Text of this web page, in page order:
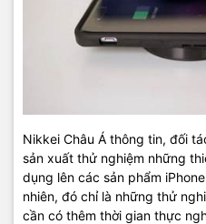
Nikkei Châu Á thông tin, đối
sản xuất thử nghiệm những
dụng lên các sản phẩm
nhiên, đó chỉ là những thử
cần có thêm thời gian thực